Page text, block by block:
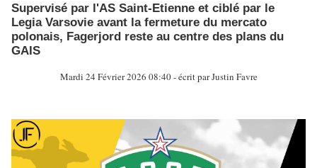
Supervisé par l'AS Saint-Etienne et ciblé par le
Legia Varsovie avant la fermeture du mercato
polonais, Fagerjord reste au centre des plans du
GAIS
Mardi 24 Février 2026 08:40 - écrit parJustin Favre